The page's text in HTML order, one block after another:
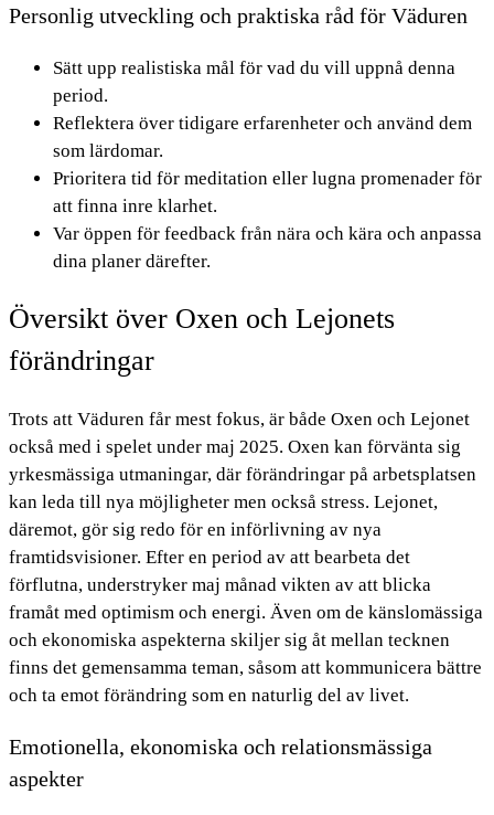
Personlig utveckling och praktiska råd för Väduren
Sätt upp realistiska mål för vad du vill uppnå denna
period.
Reflektera över tidigare erfarenheter och använd dem
som lärdomar.
Prioritera tid för meditation eller lugna promenader för
att finna inre klarhet.
Var öppen för feedback från nära och kära och anpassa
dina planer därefter.
Översikt över Oxen och Lejonets
förändringar
Trots att Väduren får mest fokus, är både Oxen och Lejonet
också med i spelet under maj 2025. Oxen kan förvänta sig
yrkesmässiga utmaningar, där förändringar på arbetsplatsen
kan leda till nya möjligheter men också stress. Lejonet,
däremot, gör sig redo för en införlivning av nya
framtidsvisioner. Efter en period av att bearbeta det
förflutna, understryker maj månad vikten av att blicka
framåt med optimism och energi. Även om de känslomässiga
och ekonomiska aspekterna skiljer sig åt mellan tecknen
finns det gemensamma teman, såsom att kommunicera bättre
och ta emot förändring som en naturlig del av livet.
Emotionella, ekonomiska och relationsmässiga
aspekter